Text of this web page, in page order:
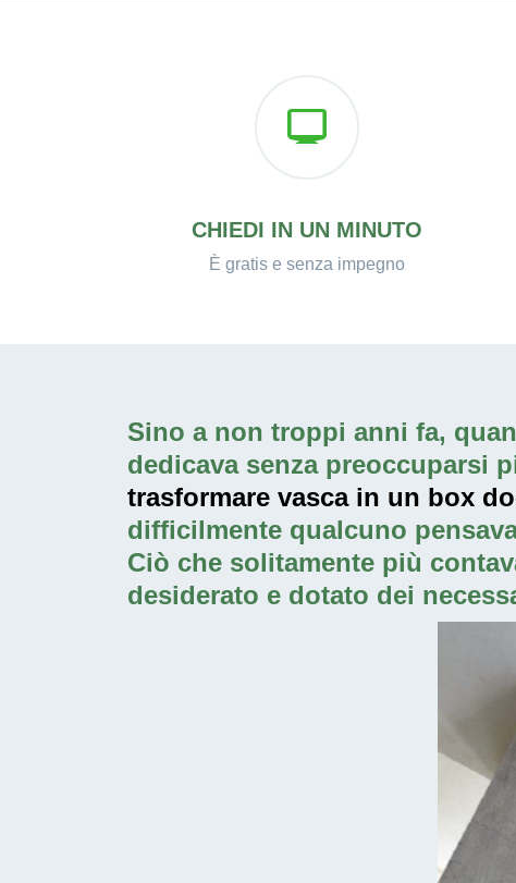
CHIEDI IN UN MINUTO
È gratis e senza impegno
Sino a non troppi anni fa,
dedicava senza preoccuparsi
trasformare vasca in un box
difficilmente qualcuno
Ciò che solitamente più
desiderato e dotato dei